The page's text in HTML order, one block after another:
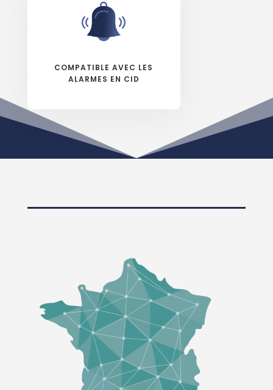
COMPATIBLE AVEC LES
ALARMES EN CID